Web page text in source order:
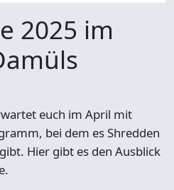
2025 im
euch im April mit
bei dem es Shredden
Hier gibt es den Ausblick